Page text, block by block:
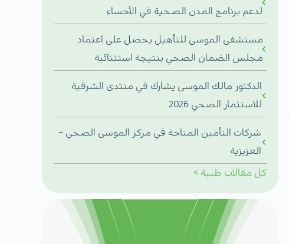
لدعم برنامج المدن الصحية في الأحساء
مستشفى الموسى للتأهيل يحصل على اعتماد
مجلس الضمان الصحي بنتيجة استثنائية
الدكتور مالك الموسى يشارك في منتدى الشرقية
للاستثمار الصحي 2026
شركات التأمين المتاحة في مركز الموسى الصحي –
العزيزية
كل مقالات طبية >